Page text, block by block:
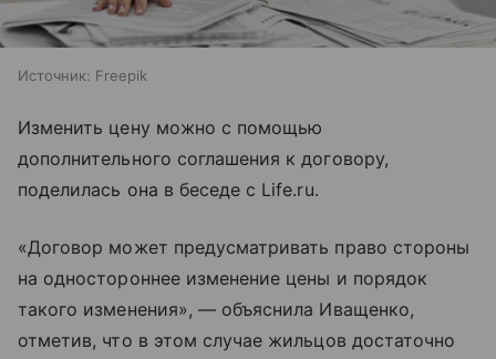
Источник: Freepik
Изменить цену можно с помощью
дополнительного соглашения к договору,
поделилась она в беседе с Life.ru.
«Договор может предусматривать право стороны
на одностороннее изменение цены и порядок
такого изменения», — объяснила Иващенко,
отметив, что в этом случае жильцов достаточно